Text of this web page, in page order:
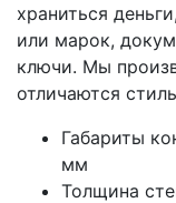
храниться
или марок,
ключи. Мы
отличаются
Габариты
мм
Толщина